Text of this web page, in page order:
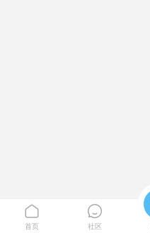

首页

社区